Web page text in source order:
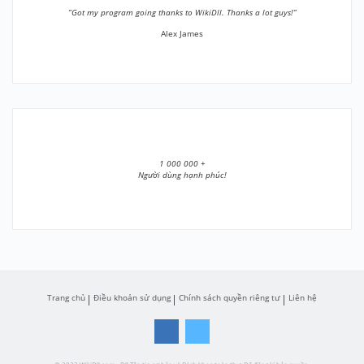
”Got my program going thanks to WikiDll. Thanks a lot guys!”
Alex James
1 000 000 +
Người dùng hạnh phúc!
Trang chủ Điều khoản sử dụng Chính sách quyền riêng tư Liên hệ